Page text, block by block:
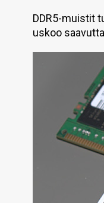
DDR5-muistit
uskoo